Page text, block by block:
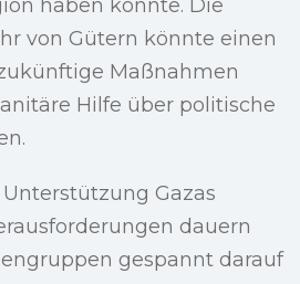
haben könnte. Die
von Gütern könnte einen
Maßnahmen
Hilfe über politische
Gazas
dauern
gespannt darauf